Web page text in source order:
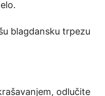
blagdansku trpezu
odlučite